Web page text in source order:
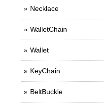
Necklace
WalletChain
Wallet
KeyChain
BeltBuckle